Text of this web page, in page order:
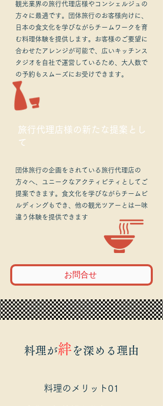
観光業界の旅行代理店様やコンシェルジュの
方々に最適です。団体旅行のお客様向けに、
日本の食文化を学びながらチームワークを育
む料理体験を提供します。お客様のご要望に
合わせたアレンジが可能で、広いキッチンス
タジオを自社で運営しているため、大人数で
の予約もスムーズにお受けできます。
旅行代理店様の新たな提案とし
て
団体旅行の企画をされている旅行代理店の
方々へ、ユニークなアクティビティとしてご
提案できます。食文化を学びながらチームビ
ルディングもでき、他の観光ツアーとは一味
違う体験を提供できます
お問合せ
料理が絆 を深める理由
料理のメリット01